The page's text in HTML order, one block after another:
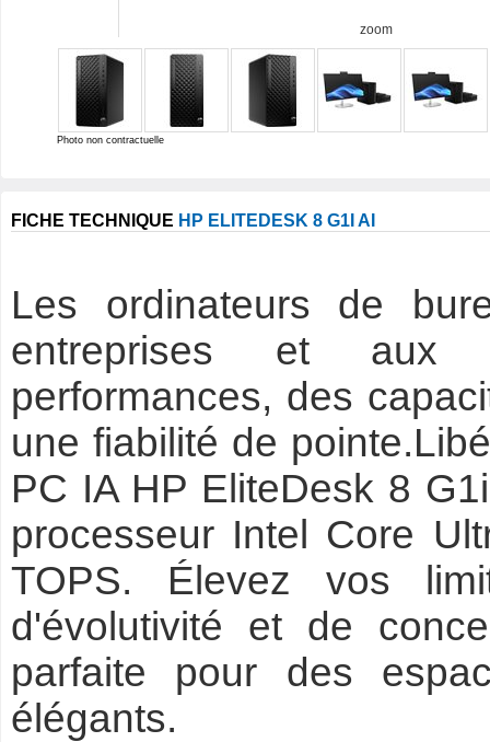
zoom
Photo non contractuelle
FICHE TECHNIQUE HP ELITEDESK 8 G1I AI
Les ordinateurs de
entreprises et aux
performances, des
une fiabilité de
PC IA HP EliteDesk 8
processeur Intel Core
TOPS. Élevez vos
d'évolutivité et de
parfaite pour des
élégants.